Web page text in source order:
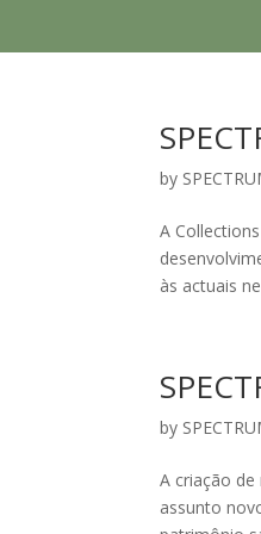
by
A
às actuais
by
A criação
assunto